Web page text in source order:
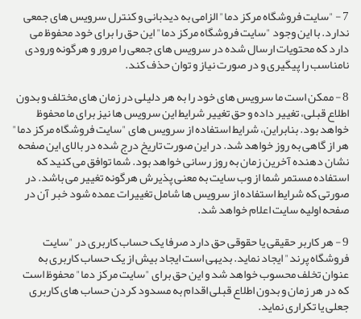
7 - "سایت فروشگاه مرکز دما" الزامی به دیدبانی و کنترل سرویس های جمعی
ندارد. با این وجود "سایت فروشگاه مرکز دما" این حق را برای خود محفوظ می
دارد که محتویات ارسال شده در سرویس های جمعی را مرور و هرگونه ورودی
نامناسب را پیگیری و در صورت نیاز و توان حذف کند.
8 - ممکن است ما سرویس های خود را به هر دلیلی در زمان های مختلف و بدون
اطلاع قبلی، تغییر داده و حق تغییر شرایط این سرویس ها نیز برای ما محفوظ
خواهد بود. بنابراین، شرایط استفاده از سرویس های "سایت فروشگاه مرکز دما"
هر از گاهی به روز خواهد شد. در این صورت تاریخ درج شده در بالای این صفحه
نشان دهنده آخرین زمان به روز رسانی خواهد بود. شما توافق می کنید که
استفاده مستمر شما از وب سایت به معنی پذیرش هرگونه تغییر می باشد. در
صورتی که شرایط استفاده از سرویس ها شامل تغییرات عمده شود خبر آن در
صفحه اولیه سایت اعلام خواهد شد.
9 - هر کاربر حقیقی یا حقوقی حق دارد صرفا یک حساب کاربری در "سایت
فروشگاه پرند" ایجاد نماید. بدیهی است ایجاد بیش از یک حساب کاربری به
عنوان تخلف محسوب خواهد شد و این حق برای "سایت مرکز دما" محفوظ است
که در هر زمان و بدون اطلاع قبلی اقدام به مسدود کردن حساب های کاربری
جعلی یا تکراری نماید.